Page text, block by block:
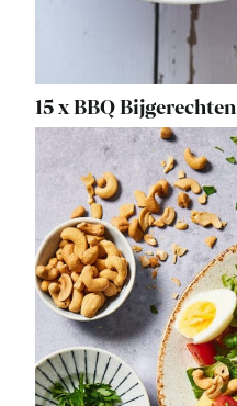
15 x BBQ Bijgerechten